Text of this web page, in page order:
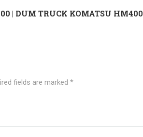
| DUM TRUCK KOMATSU HM400
fields are marked *